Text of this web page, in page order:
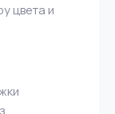
цвета и